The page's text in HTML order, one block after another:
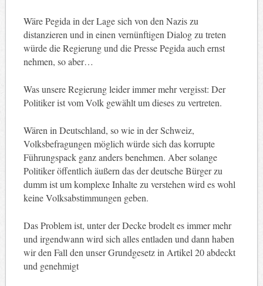
Wäre Pegida in der Lage sich von den Nazis zu
distanzieren und in einen vernünftigen Dialog zu treten
würde die Regierung und die Presse Pegida auch ernst
nehmen, so aber…
Was unsere Regierung leider immer mehr vergisst: Der
Politiker ist vom Volk gewählt um dieses zu vertreten.
Wären in Deutschland, so wie in der Schweiz,
Volksbefragungen möglich würde sich das korrupte
Führungspack ganz anders benehmen. Aber solange
Politiker öffentlich äußern das der deutsche Bürger zu
dumm ist um komplexe Inhalte zu verstehen wird es wohl
keine Volksabstimmungen geben.
Das Problem ist, unter der Decke brodelt es immer mehr
und irgendwann wird sich alles entladen und dann haben
wir den Fall den unser Grundgesetz in Artikel 20 abdeckt
und genehmigt